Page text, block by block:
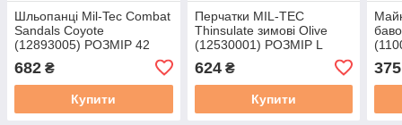
Шльопанці Mil-Tec Combat
Sandals Coyote
(12893005) РОЗМІР 42
682 ₴
Купити
Перчатки MIL-TEC
Thinsulate зимові Olive
(12530001) РОЗМІР L
624₴
Купити
375